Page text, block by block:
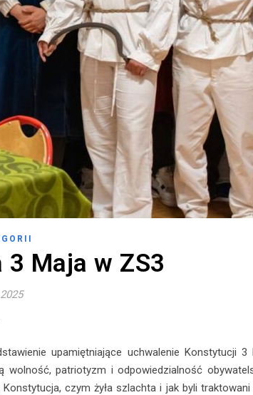
Maja w ZS3
upamiętniające uchwalenie Konstytucji
patriotyzm i odpowiedzialność
czym żyła szlachta i jak byli